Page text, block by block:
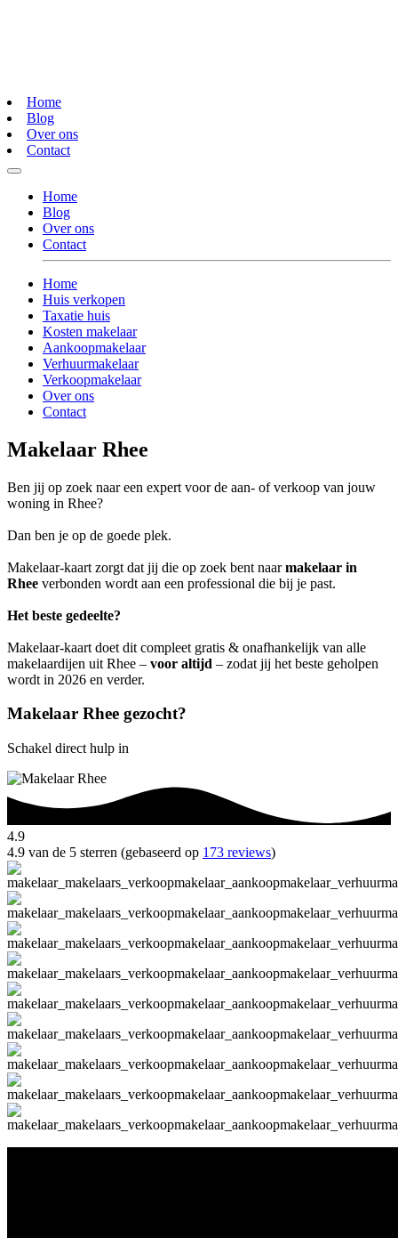
Home
Blog
Over ons
Contact
Home
Blog
Over ons
Contact
Home
Huis verkopen
Taxatie huis
Kosten makelaar
Aankoopmakelaar
Verhuurmakelaar
Verkoopmakelaar
Over ons
Contact
Makelaar Rhee
Ben jij op zoek naar een expert voor de aan- of verkoop van jouw
woning in Rhee?
Dan ben je op de goede plek.
Makelaar-kaart zorgt dat jij die op zoek bent naarmakelaar in
Rhee verbonden wordt aan een professional die bij je past.
Het beste gedeelte?
Makelaar-kaart doet dit compleet gratis & onafhankelijk van alle
makelaardijen uit Rhee – voor altijd – zodat jij het beste geholpen
wordt in 2026 en verder.
Makelaar Rhee gezocht?
Schakel direct hulp in
4.9
4.9 van de 5 sterren (gebaseerd op 173 reviews)